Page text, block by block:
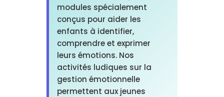
modules spécialement
conçus pour aider les
enfants à identifier,
comprendre et exprimer
leurs émotions. Nos
activités ludiques sur la
gestion émotionnelle
permettent aux jeunes